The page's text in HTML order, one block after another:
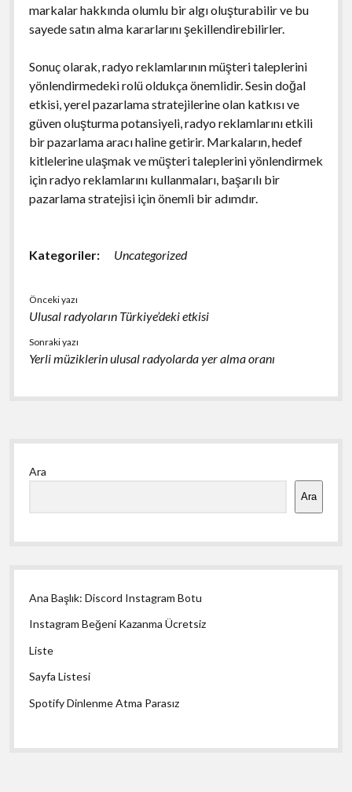
markalar hakkında olumlu bir algı oluşturabilir ve bu
sayede satın alma kararlarını şekillendirebilirler.
Sonuç olarak, radyo reklamlarının müşteri taleplerini
yönlendirmedeki rolü oldukça önemlidir. Sesin doğal
etkisi, yerel pazarlama stratejilerine olan katkısı ve
güven oluşturma potansiyeli, radyo reklamlarını etkili
bir pazarlama aracı haline getirir. Markaların, hedef
kitlelerine ulaşmak ve müşteri taleplerini yönlendirmek
için radyo reklamlarını kullanmaları, başarılı bir
pazarlama stratejisi için önemli bir adımdır.
Kategoriler: Uncategorized
Önceki yazı
Ulusal radyoların Türkiye’deki etkisi
Sonraki yazı
Yerli müziklerin ulusal radyolarda yer alma oranı
Yan
Menü
Ara
Ara
Ana Başlık: Discord Instagram Botu
Instagram Beğeni Kazanma Ücretsiz
Liste
Sayfa Listesi
Spotify Dinlenme Atma Parasız